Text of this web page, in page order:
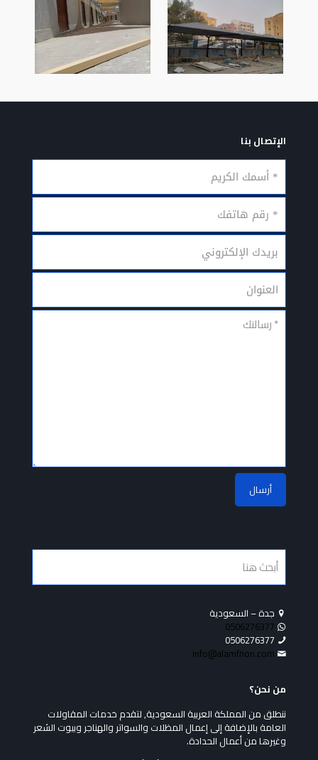
الإتصال بنا
جدة – السعودية
0506276377
0506276377
info@alamfnon.com
من نحن؟
ننطلق من المملكة العربية السعودية, لتقدم خدمات المقاولات
العامة بالإضافة إلى إعمال المظلات والسواتر والهناجر وبيوت الشعر
وغيرها من أعمال الحدادة.